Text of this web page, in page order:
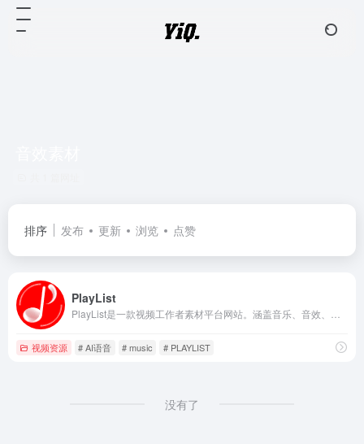
排序 发布 更新 浏览 点赞
PlayList
视频资源 # AI语音 # music # PLAYLIST
没有了